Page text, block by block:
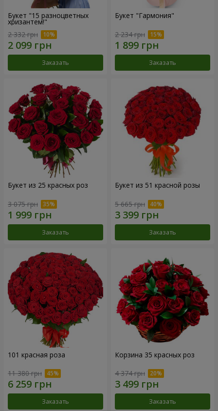
Букет "15 разноцветных
хризантем!"
2 332 грн
Заказать
Букет "Гармония"
2 234 грн
Заказать
Букет из 25 красных роз
3 075 грн
Заказать
Букет из 51 красной розы
5 665 грн
Заказать
101 красная роза
11 380 грн
Заказать
Корзина 35 красных роз
4 374 грн
Заказать